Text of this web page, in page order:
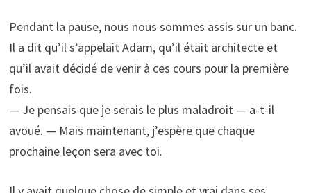
Pendant la pause, nous nous sommes assis sur un banc.
Il a dit qu’il s’appelait Adam, qu’il était architecte et
qu’il avait décidé de venir à ces cours pour la première
fois.
— Je pensais que je serais le plus maladroit — a-t-il
avoué. — Mais maintenant, j’espère que chaque
prochaine leçon sera avec toi.